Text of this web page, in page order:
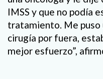
IMSS y que no podía
tratamiento. Me puso
cirugía por fuera,
mejor esfuerzo”,